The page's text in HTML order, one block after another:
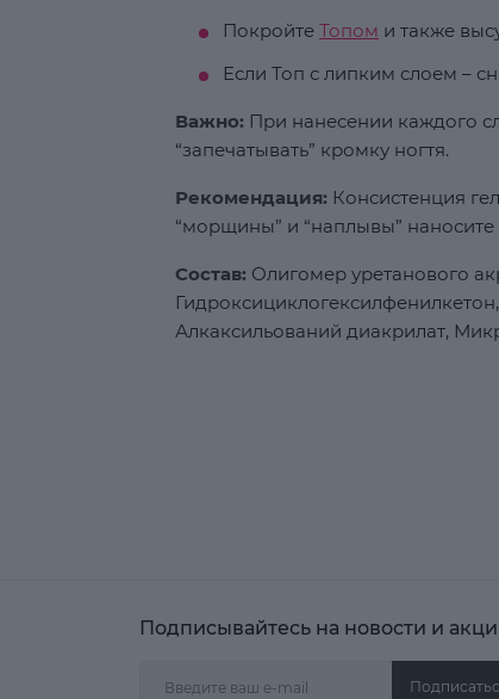
Покройте Топом и также
Если Топ с липким слоем –
Важно: При нанесении каждого
“запечатывать” кромку ногтя.
Рекомендация: Консистенция
“морщины” и “наплывы”
Состав: Олигомер уретанового
Алкаксильований диакрилат,
Подписывайтесь на новости и